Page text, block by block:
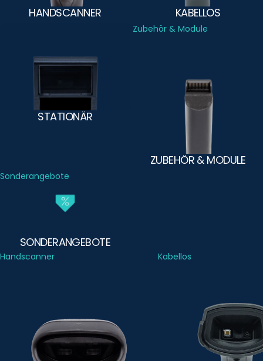
HANDSCANNER KABELLOS
STATIONÄR
Zubehör & Module
ZUBEHÖR & MODULE
Sonderangebote
SONDERANGEBOTE
Handscanner Kabellos